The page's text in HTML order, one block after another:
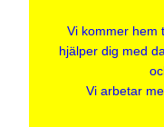
Vi kommer hem
hjälper dig med
Vi arbetar